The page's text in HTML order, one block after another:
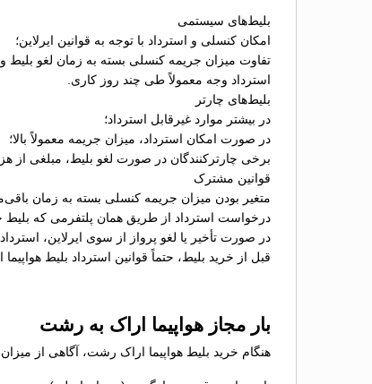
بلیط‌های سیستمی
امکان کنسلی و استرداد با توجه به قوانین ایرلاین؛
تفاوت میزان جریمه کنسلی بسته به زمان لغو بلیط
استرداد وجه معمولاً طی چند روز کاری.
بلیط‌های چارتر
در بیشتر موارد غیرقابل استرداد؛
در صورت امکان استرداد، میزان جریمه معمولاً بالا؛
برخی چارترکنندگان در صورت لغو بلیط، مبلغی از
قوانین مشترک
متغیر بودن میزان جریمه کنسلی بسته به زمان
درخواست استرداد از طریق همان پلتفرمی که
در صورت تأخیر یا لغو پرواز از سوی ایرلاین،
قبل از خرید بلیط، حتماً قوانین استرداد بلیط
بار مجاز هواپیما اراک به رشت
هنگام خرید بلیط هواپیما اراک رشت، آگاهی از